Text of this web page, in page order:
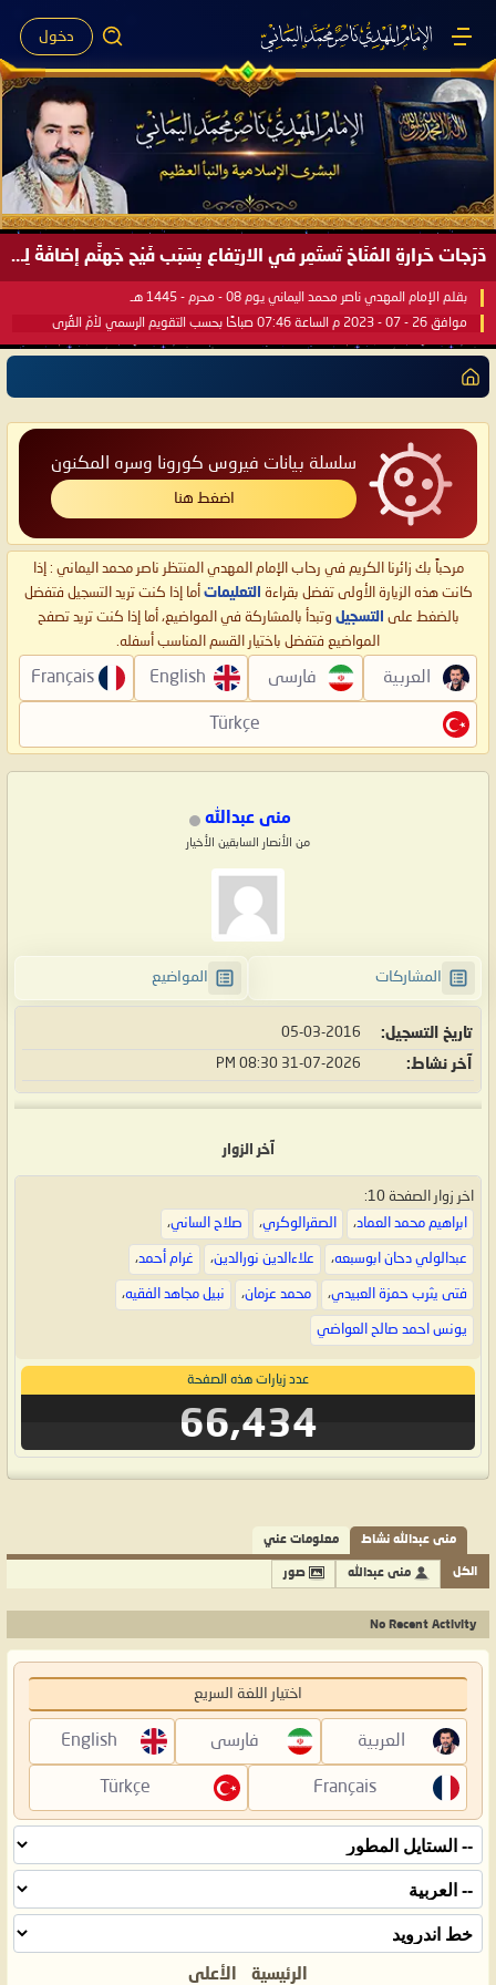
دخول
دَرَجات حَرارةِ المُنَاخ تَستَمِر في الارتِفاع بِسَبَب فَيْح جَهنَّم إضافَةً لِحرارةِ الشَّمس في مُحكَم القُرآن العَظيم ..
بقلم الإمام المهدي ناصر محمد اليماني يوم 08 - محرم - 1445 هـ
موافق 26 - 07 - 2023 م الساعة 07:46 صباحًا بحسب التقويم الرسمي لأمّ القُرى
سلسلة بيانات فيروس كورونا وسره المكنون
اضغط هنا
مرحباً بك زائرنا الكريم في رحاب الإمام المهدي المنتظر ناصر محمد اليماني : إذا
كانت هذه الزيارة الأولى تفضل بقراءة التعليمات أما إذا كنت تريد التسجيل فتفضل
بالضغط على التسجيل وتبدأ بالمشاركة في المواضيع، أما إذا كنت تريد تصفح
المواضيع فتفضل باختيار القسم المناسب أسفله.
العربية فارسی English
Français
Türkçe
منى عبدالله
من الأنصار السابقين الأخيار
المشاركات المواضيع
تاريخ التسجيل 05-03-2016
آخر نشاط 31-07-2026
08:30 PM
آخر الزوار
اخر زوار الصفحة 10:
ابراهيم محمد العماد، الصقرالوكري، صلاح الساني،
عبدالولي دحان ابوسبعه، علاءالدين نورالدين، غرام أحمد،
فتى يثرب حمزة العبيدي، محمد عزمان، نبيل مجاهد الفقيه،
يونس احمد صالح العواضي
عدد زيارات هذه الصفحة
66,434
منى عبدالله نشاط معلومات عني
الكل منى عبدالله صور
No Recent Activity
اختيار اللغة السريع
العربية فارسی English
Français
Türkçe
الرئيسية الأعلى